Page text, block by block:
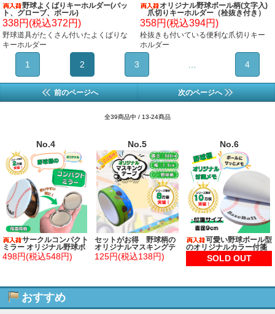
野球よくばりキーホルダー(バッ
ト、グローブ、ボール)
338円(税込372円)
野球道具がたくさん付いたよくばりな
キーホルダー
オリジナル野球ボール柄(文字入)
爪切りキーホルダー（栓抜き付き）
358円(税込394円)
栓抜きも付いている便利な爪切りキー
ホルダー
1 2 3 … 4
前のページへ 次のページへ
全39商品中 / 13-24商品
No.4
サークルコンパクト
ミラー オリジナル野球ボ
ール型
498円(税込548円)
No.5
セットがお得 野球柄の
オリジナルマスキングテ
ープ（単価１１５円～）
125円(税込138円)
No.6
可愛い野球ボール型
のオリジナルカラー付箋
メモ 約４８枚
SOLD OUT
おすすめ